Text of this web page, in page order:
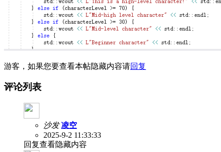
游客，如果您要查看本帖隐藏内容请回复
评论列表
沙发 凌空
2025-9-2 11:33:33
回复查看隐藏内容